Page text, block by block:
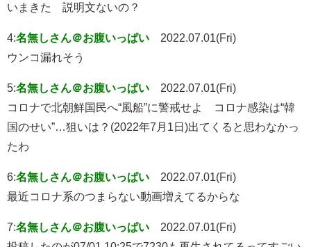
いまきた 説明文ないの？
4:名無しさん＠お腹いっぱい
2022.07.01(Fri)
ウンコ漏れそう
5:名無しさん＠お腹いっぱい
2022.07.01(Fri)
コロナで北朝鮮国民へ“風船”に警戒せよ コロナ感染は“韓
国のせい”…狙いは？(2022年7月1日)出てくると思わなかっ
たわ
6:名無しさん＠お腹いっぱい
2022.07.01(Fri)
最近コロナ系のつまらない動画増えてるからな
7:名無しさん＠お腹いっぱい
2022.07.01(Fri)